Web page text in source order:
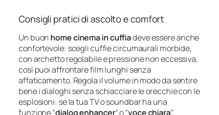
Consigli pratici di ascolto e comfort
Un buon home cinema in cuffiadeve essere anche
confortevole: scegli cuffie circumaurali morbide,
con archetto regolabile e pressione non eccessiva,
così puoi affrontare film lunghi senza
affaticamento. Regola il volume in modo da sentire
bene i dialoghi senza schiacciare le orecchie con le
esplosioni: se la tua TV o soundbar ha una
funzione “dialog enhancer” o “voce chiara”,